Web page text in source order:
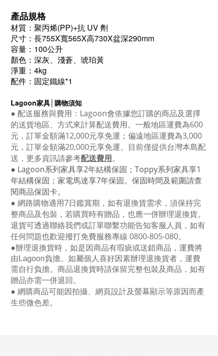
產品規格
材質：聚丙烯(PP)+抗 UV 劑
尺寸：長755X寬565X高730X盆深290mm
容量：100公升
顏色：深灰、淺蒼、琥珀黃
淨重：4kg
配件：固定鐵線*1
Lagoon家具│購物須知
● 配送服務與費用： Lagoon會依據您訂購的商品及選擇
的送貨地區、方式來計算配送費用。一般地區運費為600
元，訂單金額滿12,000元享免運；偏遠地區運費為3,000
元，訂單金額滿20,000元享免運。目前僅提供台灣本島配
送，更多資訊請參考配送費用。
● Lagoon系列家具享2年結構保固； Toppy系列家具享1
年結構保固；家電馬達享7年保固。保固時間及範圍請查
閱商品保固卡。
● 網路購物適用7日鑑賞期，如有退換貨需求，須保持完
整商品及包裝，若購買時有贈品，也應一併辦理退換貨。
退貨可透過聯絡我們或訂單聯繫功能告知客服人員，如有
任何問題也歡迎撥打免費服務專線 0800-805-080。
●辦理退換貨時，如是因商品有瑕疵或送錯商品，運費將
由Lagoon負擔。如屬個人喜好因素辦理退換貨者，運費
需自行負擔。商品退換貨時請保留完整包裝及商品，如有
贈品亦需一併退回。
● 網購商品可能因拍攝、網頁設計及螢幕顯示等原因而產
生些微色差。